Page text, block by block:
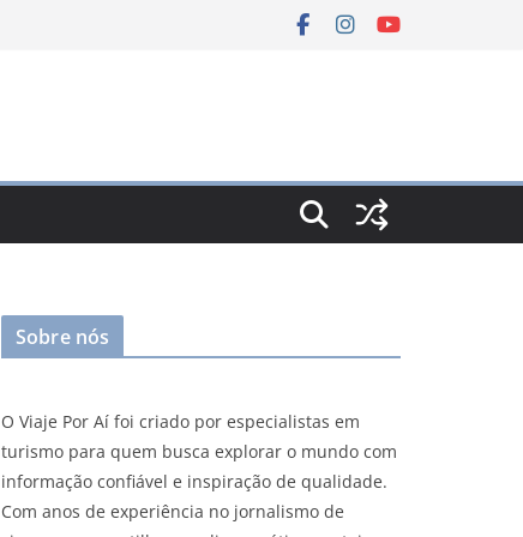
Sobre nós
O Viaje Por Aí foi criado por especialistas em
turismo para quem busca explorar o mundo com
informação confiável e inspiração de qualidade.
Com anos de experiência no jornalismo de